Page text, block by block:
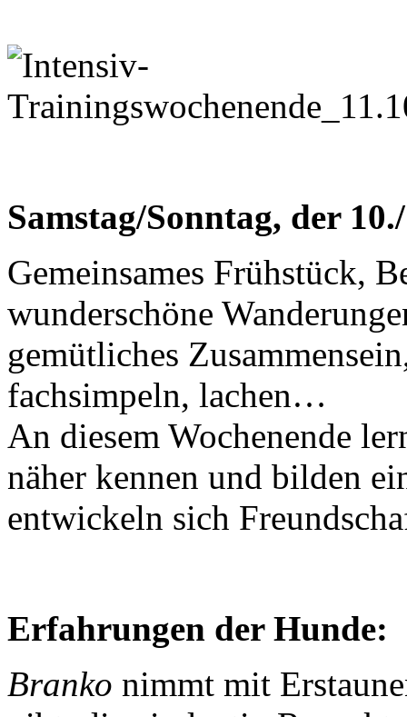
Samstag/Sonntag, der
Gemeinsames Frühstück,
wunderschöne
gemütliches
fachsimpeln, lachen…
An diesem Wochenende
näher kennen und bilden
entwickeln sich
Erfahrungen der Hunde:
Branko nimmt mit